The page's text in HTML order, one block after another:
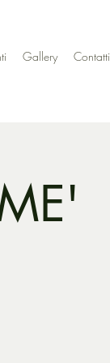
Gallery Contatti